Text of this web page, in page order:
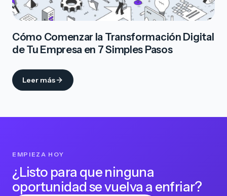
Cómo Comenzar la Transformación Digital
de Tu Empresa en 7 Simples Pasos
Leer más
EMPIEZA HOY
¿Listo para que ninguna
oportunidad se vuelva a enfriar?